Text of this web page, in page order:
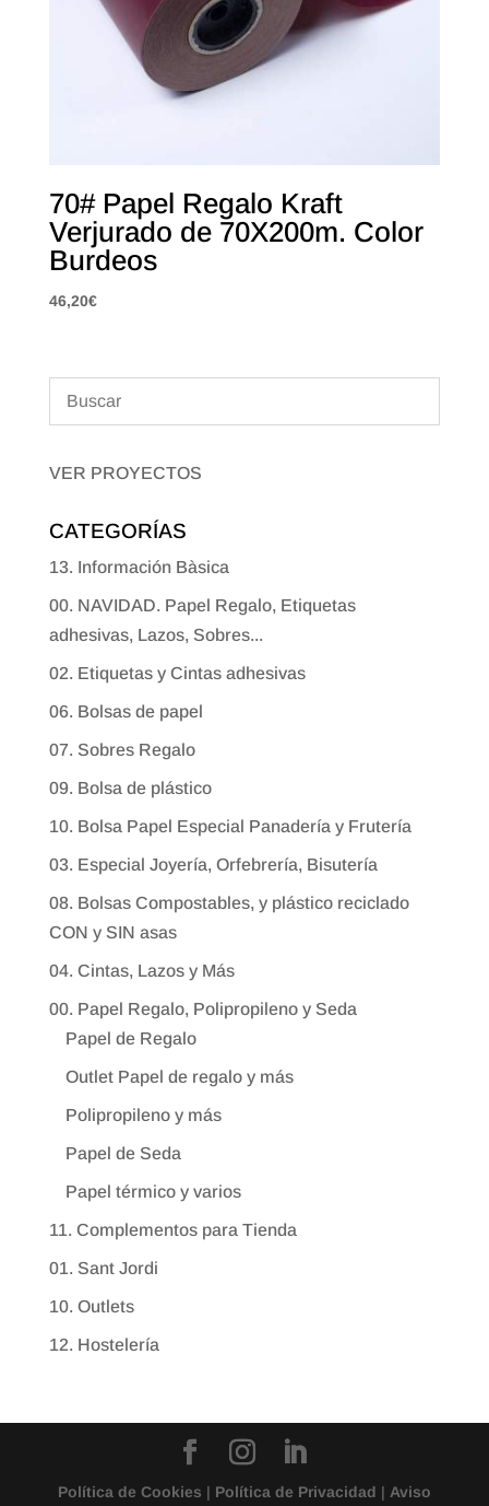
70# Papel Regalo Kraft
Verjurado de 70X200m. Color
Burdeos
46,20€
VER PROYECTOS
CATEGORÍAS
13. Información Bàsica
00. NAVIDAD. Papel Regalo, Etiquetas
adhesivas, Lazos, Sobres...
02. Etiquetas y Cintas adhesivas
06. Bolsas de papel
07. Sobres Regalo
09. Bolsa de plástico
10. Bolsa Papel Especial Panadería y Frutería
03. Especial Joyería, Orfebrería, Bisutería
08. Bolsas Compostables, y plástico reciclado
CON y SIN asas
04. Cintas, Lazos y Más
00. Papel Regalo, Polipropileno y Seda
Papel de Regalo
Outlet Papel de regalo y más
Polipropileno y más
Papel de Seda
Papel térmico y varios
11. Complementos para Tienda
01. Sant Jordi
10. Outlets
12. Hostelería
Política de Cookies | Política de Privacidad | Aviso